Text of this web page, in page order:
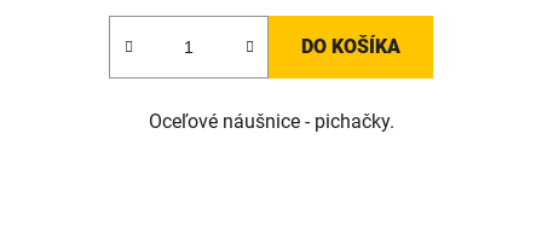
DO KOŠÍKA
Oceľové náušnice - pichačky.